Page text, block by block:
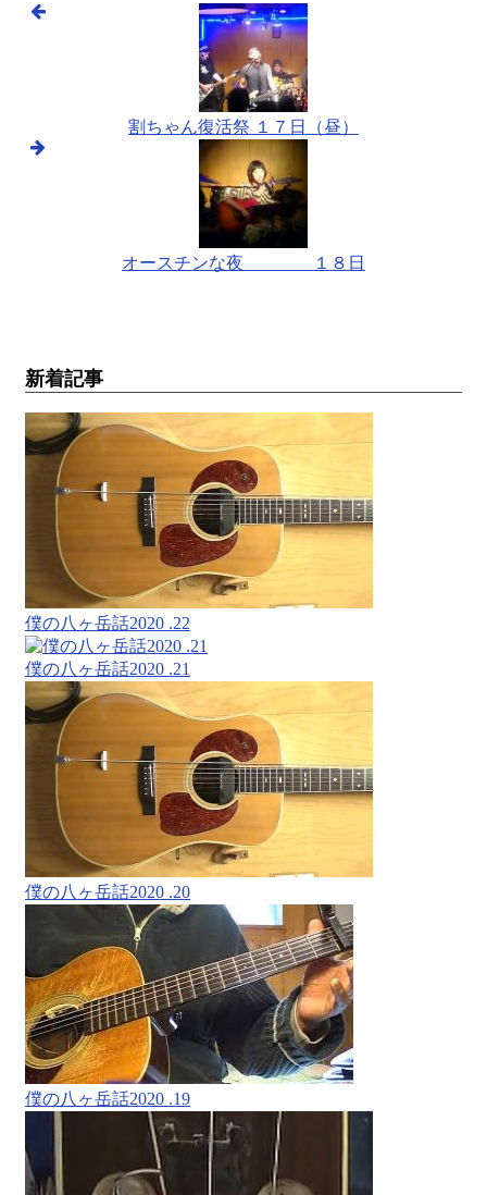
割ちゃん復活祭 １７日（昼）
オースチンな夜 １８日
新着記事
僕の八ヶ岳話2020 .22
僕の八ヶ岳話2020 .21
僕の八ヶ岳話2020 .20
僕の八ヶ岳話2020 .19